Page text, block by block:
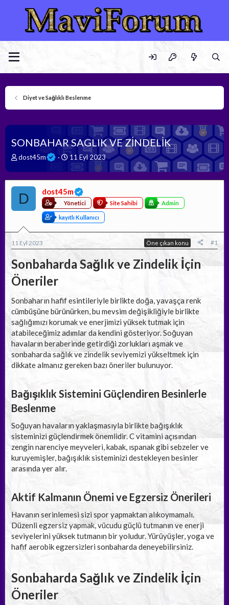
Diyet ve Sağlıklı Beslenme
SONBAHAR SAGLIK VE ZİNDELİK
K
n
u
y
u
a
l
t
a
n
dost45m
B
ş
a
n
g
ı
a
r
11 Eyl 2023
D dost45m
Yönetici Site Sahibi Admin
kayıtlı Kullanıcı
11 Eyl 2023 Öne çıkan konu #1
Sonbaharda Sağlık ve Zindelik İçin
Öneriler
Sonbaharın hafif esintileriyle birlikte doğa, yavaşça renk
cümbüşüne bürünürken, bu mevsim değişikliğiyle birlikte
sağlığımızı korumak ve enerjimizi yüksek tutmak için
atabileceğimiz adımlar da kendini gösteriyor. Soğuyan
havaların beraberinde getirdiği zorlukları aşmak ve
sonbaharda sağlık ve zindelik seviyemizi yükseltmek için
dikkate almanız gereken bazı öneriler bulunuyor.
Bağışıklık Sistemini Güçlendiren Besinlerle
Beslenme
Soğuyan havaların yaklaşmasıyla birlikte bağışıklık
sisteminizi güçlendirmek önemlidir. C vitamini açısından
zengin narenciye meyveleri, kabak, ıspanak gibi sebzeler ve
kuruyemişler, bağışıklık sisteminizi destekleyen besinler
arasında yer alır.
Aktif Kalmanın Önemi ve Egzersiz Önerileri
Havanın serinlemesi sizi spor yapmaktan alıkoymamalı.
Düzenli egzersiz yapmak, vücudu güçlü tutmanın ve enerji
seviyelerini yüksek tutmanın bir yoludur. Yürüyüşler, yoga ve
hafif aerobik egzersizleri sonbaharda deneyebilirsiniz.
Sonbaharda Sağlık ve Zindelik İçin
Öneriler